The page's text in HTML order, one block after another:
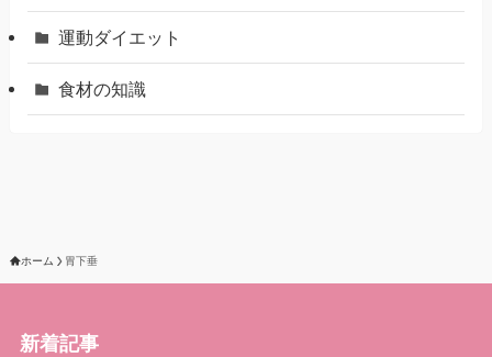
運動ダイエット
食材の知識
ホーム 胃下垂
新着記事